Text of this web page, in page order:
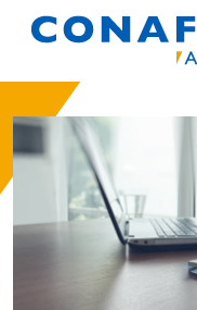
Pasar al contenido principal